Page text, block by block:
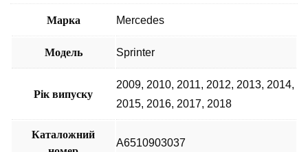
Марка Mercedes
Модель Sprinter
Рік випуску
2009, 2010, 2011, 2012, 2013, 2014,
2015, 2016, 2017, 2018
Каталожний
А6510903037